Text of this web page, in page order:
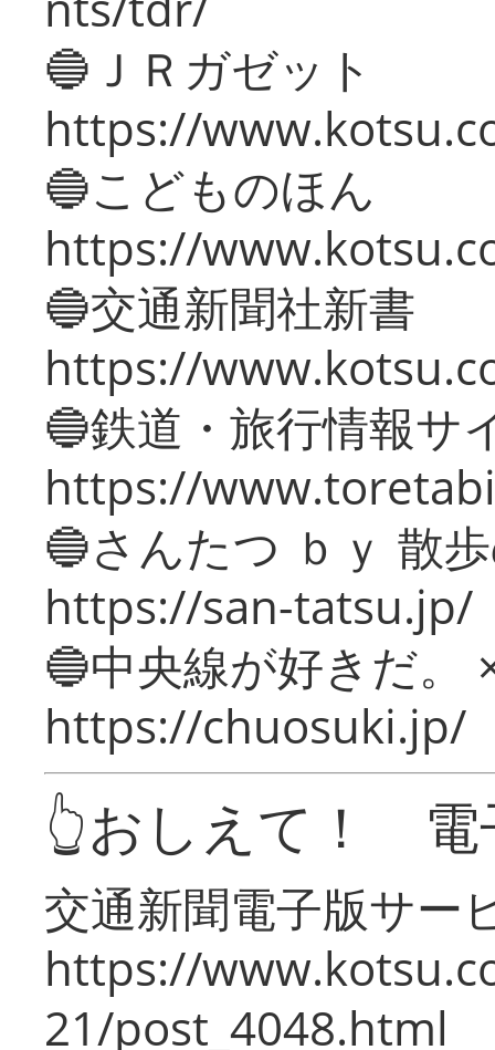
🔵ＪＲガゼット
https://
🔵こどものほん
https://
🔵交通新聞社新書
https://
🔵鉄道・旅行情報サ
https://
🔵さんたつ ｂｙ 散
https://san-tatsu.jp/
🔵中央線が好きだ。
https://chuosuki.jp/
👆おしえて！ 電
交通新聞電子版サー
https://
21/post_4048.html